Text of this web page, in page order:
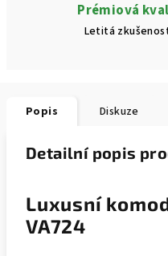
Prémiová
Letitá
Popis Diskuze
Detailní popis
Luxusní
VA724